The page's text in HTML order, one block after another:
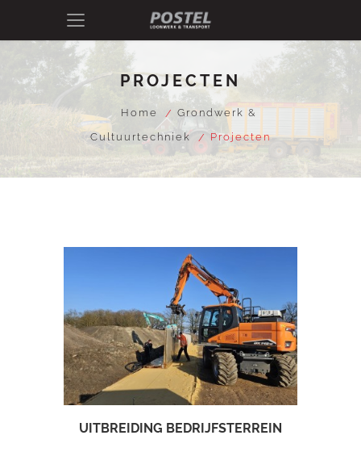
PROJECTEN
Home
Grondwerk &
Cultuurtechniek
Projecten
UITBREIDING BEDRIJFSTERREIN